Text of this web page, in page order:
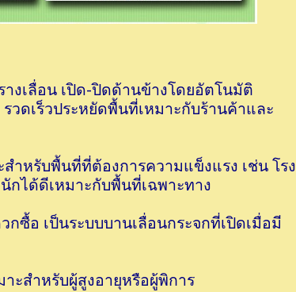
งเลื่อน เปิด-ปิดด้านข้างโดยอัตโนมัติ
ดเร็วประหยัดพื้นที่เหมาะกับร้านค้าและ
ำหรับพื้นที่ที่ต้องการความแข็งแรง เช่น โรง
กได้ดีเหมาะกับพื้นที่เฉพาะทาง
ซื้อ เป็นระบบบานเลื่อนกระจกที่เปิดเมื่อมี
ะสำหรับผู้สูงอายุหรือผู้พิการ